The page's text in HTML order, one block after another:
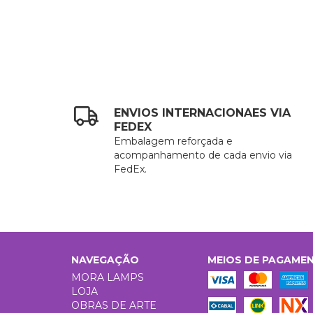
ENVIOS INTERNACIONAES VIA
FEDEX
Embalagem reforçada e
acompanhamento de cada envio via
FedEx.
NAVEGAÇÃO
MORA LAMPS
LOJA
OBRAS DE ARTE
MEIOS DE